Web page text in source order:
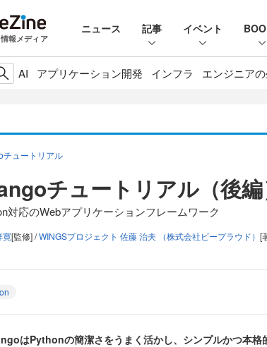
報メディア
ニュース 記事 イベント
AI アプリケーション開発 インフラ エンジニア
チュートリアル
チュートリアル（後編
対応のWebアプリケーションフレームワーク
寛[監修] /WINGSプロジェクト 佐藤 治夫 （株式会社ビープラウド） [
はPythonの簡潔さをうまく活かし、シンプルかつ本格